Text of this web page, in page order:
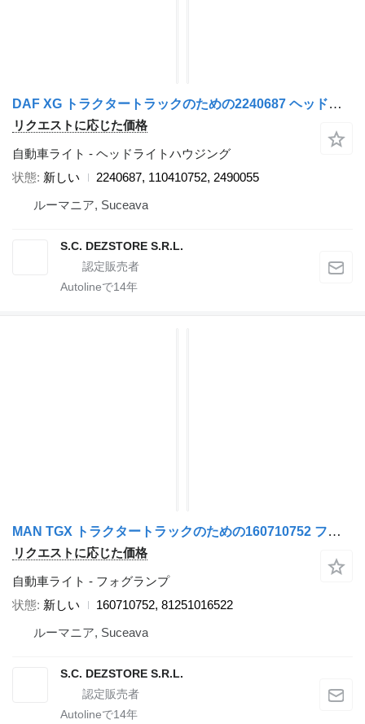
DAF XG トラクタートラックのための2240687 ヘッドライトハウジング
リクエストに応じた価格
自動車ライト - ヘッドライトハウジング
状態 新しい
2240687, 110410752, 2490055
ルーマニア, Suceava
S.C. DEZSTORE S.R.L.
Autolineで14年
MAN TGX トラクタートラックのための160710752 フォグランプ
リクエストに応じた価格
自動車ライト - フォグランプ
状態 新しい
160710752, 81251016522
ルーマニア, Suceava
S.C. DEZSTORE S.R.L.
Autolineで14年